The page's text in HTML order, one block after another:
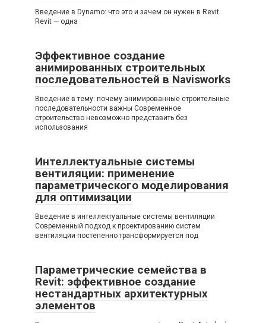
Введение в Dynamo: что это и зачем он нужен в Revit
Revit — одна
Эффективное создание
анимированных строительных
последовательностей в Navisworks
Введение в тему: почему анимированные строительные
последовательности важны Современное
строительство невозможно представить без
использования
Интеллектуальные системы
вентиляции: применение
параметрического моделирования
для оптимизации
Введение в интеллектуальные системы вентиляции
Современный подход к проектированию систем
вентиляции постепенно трансформируется под
Параметрические семейства в
Revit: эффективное создание
нестандартных архитектурных
элементов